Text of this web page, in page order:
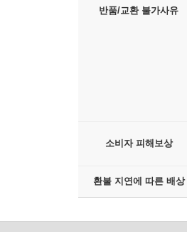
반품/교환 불가사유
소비자 피해보상
환불 지연에 따른 배상